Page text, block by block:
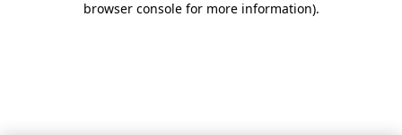
browser console for more information).